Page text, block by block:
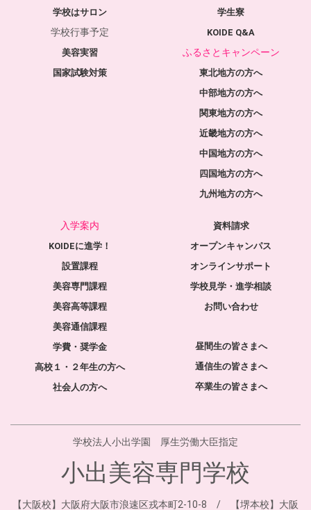
学校はサロン
学校行事予定
美容実習
国家試験対策
学生寮
KOIDE Q&A
ふるさとキャンペーン
東北地方の方へ
中部地方の方へ
関東地方の方へ
近畿地方の方へ
中国地方の方へ
四国地方の方へ
九州地方の方へ
入学案内
KOIDEに進学！
設置課程
美容専門課程
美容高等課程
美容通信課程
学費・奨学金
高校１・２年生の方へ
社会人の方へ
資料請求
オープンキャンパス
オンラインサポート
学校見学・進学相談
お問い合わせ
昼間生の皆さまへ
通信生の皆さまへ
卒業生の皆さまへ
学校法人小出学園 厚生労働大臣指定
小出美容専門学校
【大阪校】大阪府大阪市浪速区戎本町2-10-8 / 【堺本校】大阪